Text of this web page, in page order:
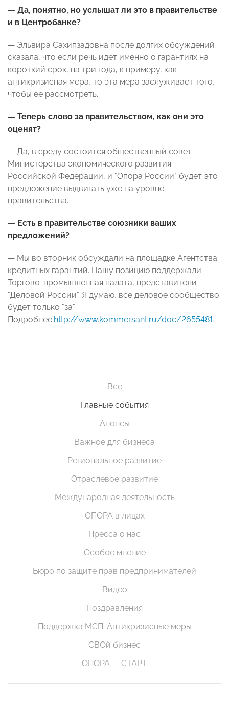
— Да, понятно, но услышат ли это в правительстве
и в Центробанке?
— Эльвира Сахипзадовна после долгих обсуждений
сказала, что если речь идет именно о гарантиях на
короткий срок, на три года, к примеру, как
антикризисная мера, то эта мера заслуживает того,
чтобы ее рассмотреть.
— Теперь слово за правительством, как они это
оценят?
— Да, в среду состоится общественный совет
Министерства экономического развития
Российской Федерации, и "Опора России" будет это
предложение выдвигать уже на уровне
правительства.
— Есть в правительстве союзники ваших
предложений?
— Мы во вторник обсуждали на площадке Агентства
кредитных гарантий. Нашу позицию поддержали
Торгово-промышленная палата, представители
"Деловой России". Я думаю, все деловое сообщество
будет только "за".
Подробнее:http://www.kommersant.ru/doc/2655481
Все
Главные события
Анонсы
Важное для бизнеса
Региональное развитие
Отраслевое развитие
Международная деятельность
ОПОРА в лицах
Пресса о нас
Особое мнение
Бюро по защите прав предпринимателей
Видео
Поздравления
Поддержка МСП. Антикризисные меры
СВОй бизнес
ОПОРА — СТАРТ